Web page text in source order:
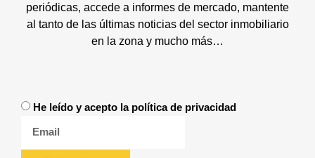
periódicas, accede a informes de mercado, mantente
al tanto de las últimas noticias del sector inmobiliario
en la zona y mucho más…
He leído y acepto la política de privacidad